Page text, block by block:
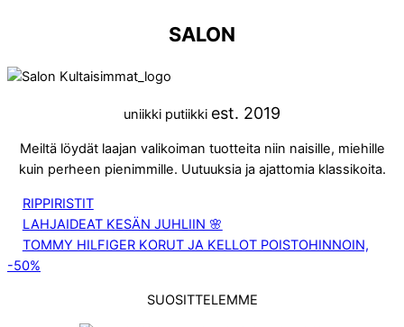
SALON
uniikki putiikki est. 2019
Meiltä löydät laajan valikoiman tuotteita niin naisille, miehille
kuin perheen pienimmille. Uutuuksia ja ajattomia klassikoita.
RIPPIRISTIT
LAHJAIDEAT KESÄN JUHLIIN 🌸
TOMMY HILFIGER KORUT JA KELLOT POISTOHINNOIN,
-50%
SUOSITTELEMME